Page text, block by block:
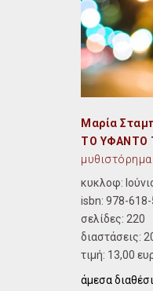
κυκλοφ:
isbn: 978-
σελίδες: 220
διαστάσεις:
τιμή: 13,00
Μαρία
ΤΟ ΥΦΑΝΤΟ
μυθιστόρημα
άμεσα